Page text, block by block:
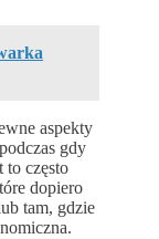
aspekty
gdy
to często
dopiero
tam, gdzie